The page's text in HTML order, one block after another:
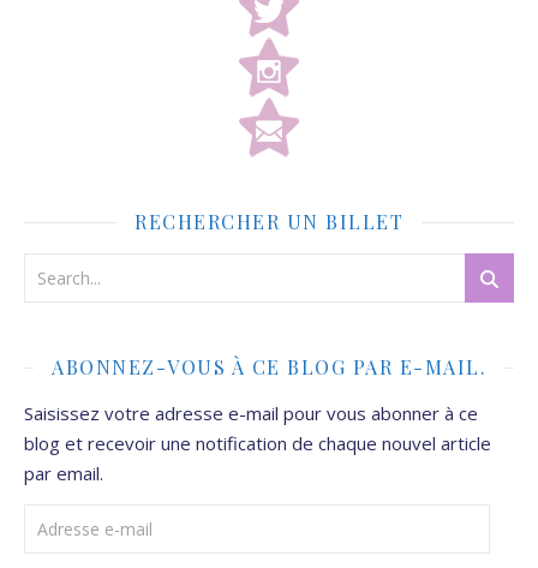
RECHERCHER UN BILLET
ABONNEZ-VOUS À CE BLOG PAR E-MAIL.
Saisissez votre adresse e-mail pour vous abonner à ce
blog et recevoir une notification de chaque nouvel article
par email.
Adresse e-mail